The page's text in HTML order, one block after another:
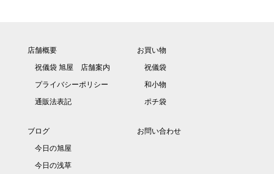
店舗概要
祝儀袋 旭屋 店舗案内
プライバシーポリシー
通販法表記
お買い物
祝儀袋
和小物
ポチ袋
ブログ
今日の旭屋
今日の浅草
お問い合わせ